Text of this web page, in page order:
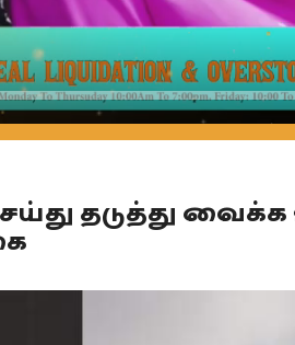
Seek
தடுத்து வைக்க